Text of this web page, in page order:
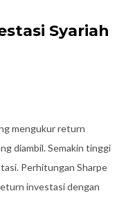
Syariah
mengukur return
diambil. Semakin tinggi
Perhitungan Sharpe
investasi dengan